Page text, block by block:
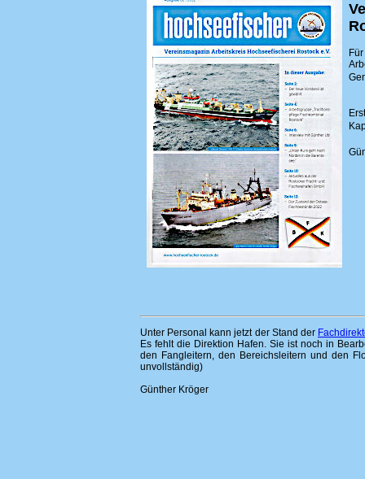
Unter Personal kann jetzt der Stand der
Es fehlt die Direktion Hafen. Sie ist noch in
den Fangleitern, den Bereichsleitern und den
unvollständig)
Günther Kröger